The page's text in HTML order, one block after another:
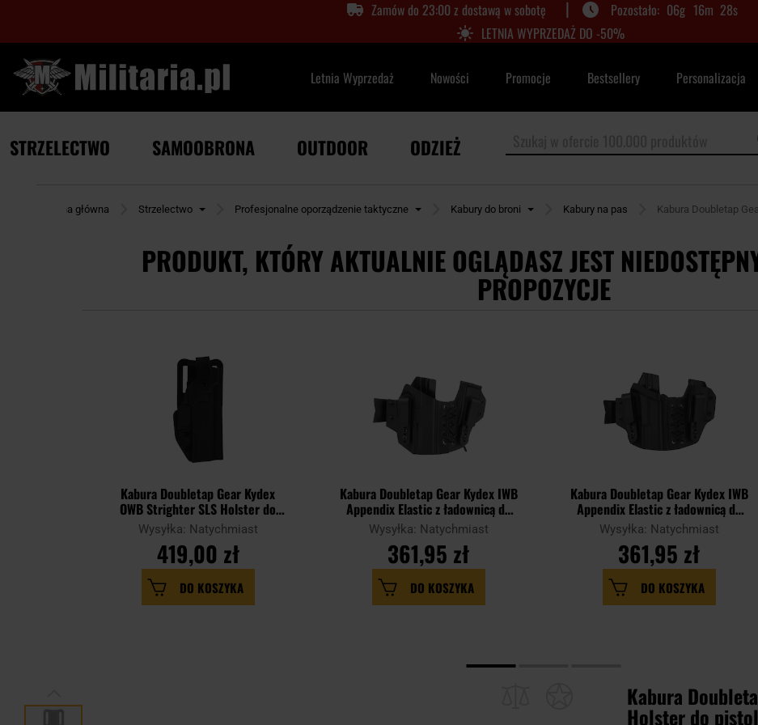
Zamów do 23:00 z dostawą w sobotę | 06g 16m 27s
LETNIA WYPRZEDAŻ DO -50%
Letnia Wyprzedaż Nowości Promocje Bestsellery Personalizacja
STRZELECTWO SAMOOBRONA OUTDOOR ODZIEŻ
Strona główna Strzelectwo Profesjonalne oporządzenie taktyczne Kabury do broni Kabury na pas Kabura Doubletap
PRODUKT, KTÓRY AKTUALNIE OGLĄDASZ JEST
PROPOZYCJE
Kabura Doubletap Gear Kydex
OWB Strighter SLS Holster do
pistoletów CZ P-10 C - Black
Wysyłka: Natychmiast
419,00 zł
DO KOSZYKA
Kabura Doubletap Gear Kydex IWB
Appendix Elastic z ładownicą do
pistoletów H&K P30/SFP - Black
Wysyłka: Natychmiast
361,95 zł
DO KOSZYKA
Kabura Doubletap Gear Kydex IWB
Appendix Elastic z ładownicą do
pistoletów Glock 19 - Black
Wysyłka: Natychmiast
361,95 zł
DO KOSZYKA
Kabura
Holster do